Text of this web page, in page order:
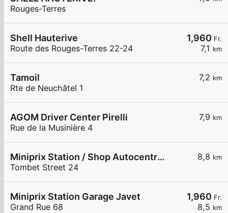
Rouges-Terres
1,960 Fr.
7,1 km
Shell Hauterive
Route des Rouges-Terres 22-24
7,2 km
Tamoil
Rte de Neuchâtel 1
7,9 km
AGOM Driver Center Pirelli
Rue de la Musinière 4
8,8 km
Miniprix Station / Shop Autocentre Peseux SA
Tombet Street 24
1,960 Fr.
8,5 km
Miniprix Station Garage Javet
Grand Rue 68